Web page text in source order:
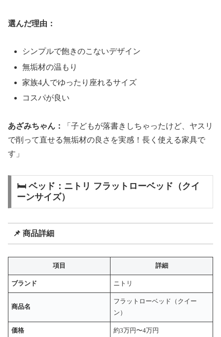
選んだ理由：
シンプルで飽きのこないデザイン
無垢材の温もり
家族4人でゆったり座れるサイズ
コスパが良い
あざみちゃん：
「子どもが落書きしちゃったけど、ヤスリ
で削って直せる無垢材の良さを実感！長く使える家具で
す」
🛏️ ベッド：ニトリ フラットローベッド（クイ
ーンサイズ）
📌 商品詳細
項目 詳細
ブランド ニトリ
商品名
フラットローベッド（クイー
ン）
価格 約3万円〜4万円